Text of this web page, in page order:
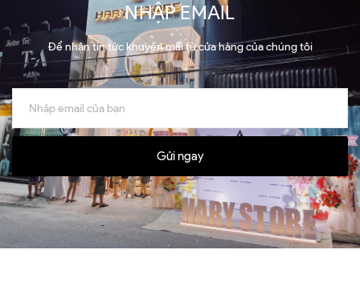
NHẬP EMAIL
Để nhận tin tức khuyến mãi từ cửa hàng của chúng tôi
Gửi ngay